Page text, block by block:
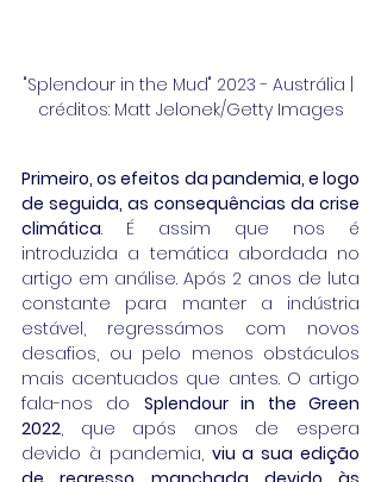
"Splendour in the Mud" 2023 - Austrália |
créditos: Matt Jelonek/Getty Images
Primeiro, os efeitos da pandemia, e logo
de seguida, as consequências da crise
climática. É assim que nos é
introduzida a temática abordada no
artigo em análise. Após 2 anos de luta
constante para manter a indústria
estável, regressámos com novos
desafios, ou pelo menos obstáculos
mais acentuados que antes. O artigo
fala-nos do Splendour in the Green
2022, que após anos de espera
devido à pandemia, viu a sua edição